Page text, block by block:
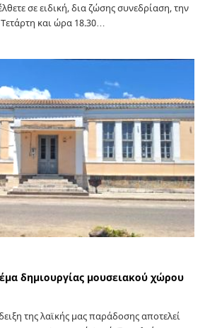
σε ειδική, δια ζώσης συνεδρίαση, την
και ώρα 18.30…
δημιουργίας μουσειακού χώρου
της λαϊκής μας παράδοσης αποτελεί